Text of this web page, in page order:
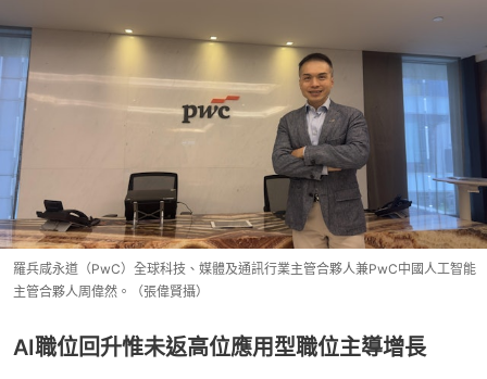
羅兵咸永道（PwC）全球科技、媒體及通訊行業主管合夥人兼PwC中國人工智能
主管合夥人周偉然。（張偉賢攝）
AI職位回升惟未返高位應用型職位主導增長